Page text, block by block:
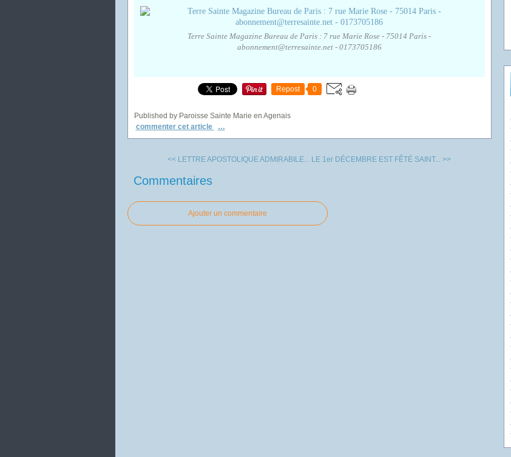
Terre Sainte Magazine Bureau de Paris : 7 rue Marie Rose - 75014 Paris -
abonnement@terresainte.net - 0173705186
Repost 0
Published by Paroisse Sainte Marie en Agenais
commenter cet article
…
<< LETTRE APOSTOLIQUE ADMIRABILE... LE 1er DÉCEMBRE EST FÊTÉ SAINT... >>
Commentaires
Ajouter un commentaire